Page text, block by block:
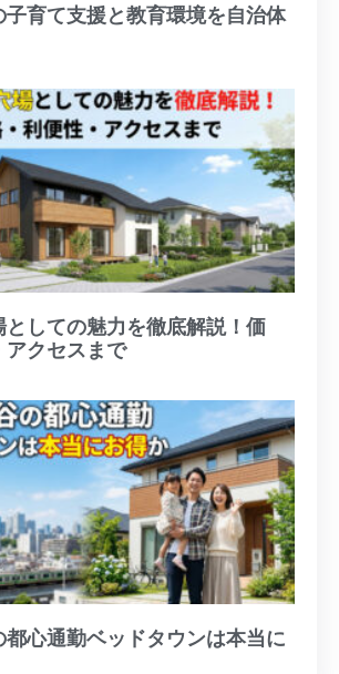
子育て支援と教育環境を自治体
としての魅力を徹底解説！価
アクセスまで
心通勤ベッドタウンは本当に